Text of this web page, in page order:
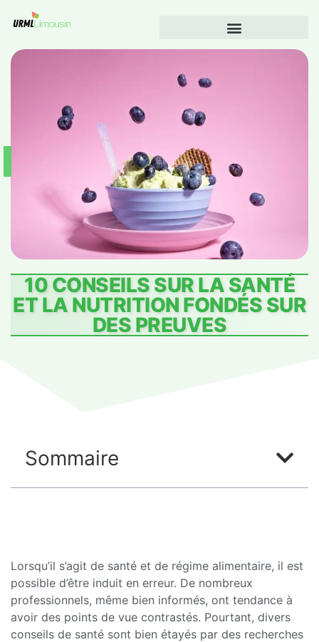
10 CONSEILS SUR LA SANTÉ
ET LA NUTRITION FONDÉS SUR
DES PREUVES
Sommaire
Lorsqu’il s’agit de santé et de régime alimentaire, il est
possible d’être induit en erreur. De nombreux
professionnels, même bien informés, ont tendance à
avoir des points de vue contrastés. Pourtant, divers
conseils de santé sont bien étayés par des recherches